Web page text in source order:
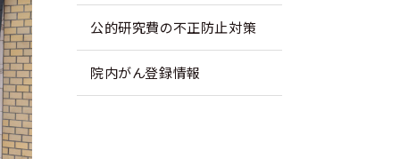
公的研究費の不正防止対策
院内がん登録情報